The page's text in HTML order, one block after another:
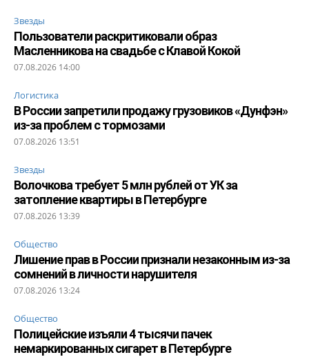
Звезды
Пользователи раскритиковали образ
Масленникова на свадьбе с Клавой Кокой
07.08.2026 14:00
Логистика
В России запретили продажу грузовиков «Дунфэн»
из-за проблем с тормозами
07.08.2026 13:51
Звезды
Волочкова требует 5 млн рублей от УК за
затопление квартиры в Петербурге
07.08.2026 13:39
Общество
Лишение прав в России признали незаконным из-за
сомнений в личности нарушителя
07.08.2026 13:24
Общество
Полицейские изъяли 4 тысячи пачек
немаркированных сигарет в Петербурге